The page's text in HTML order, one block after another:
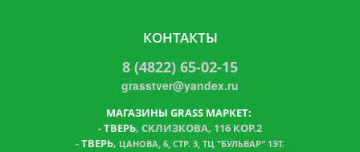
КОНТАКТЫ
8 (4822) 65-02-15
grasstver@yandex.ru
МАГАЗИНЫ GRASS МАРКЕТ:
-ТВЕРЬ, СКЛИЗКОВА, 116 КОР.2
- ТВЕРЬ, ЦАНОВА, 6, СТР. 3, ТЦ "БУЛЬВАР" 1ЭТ.